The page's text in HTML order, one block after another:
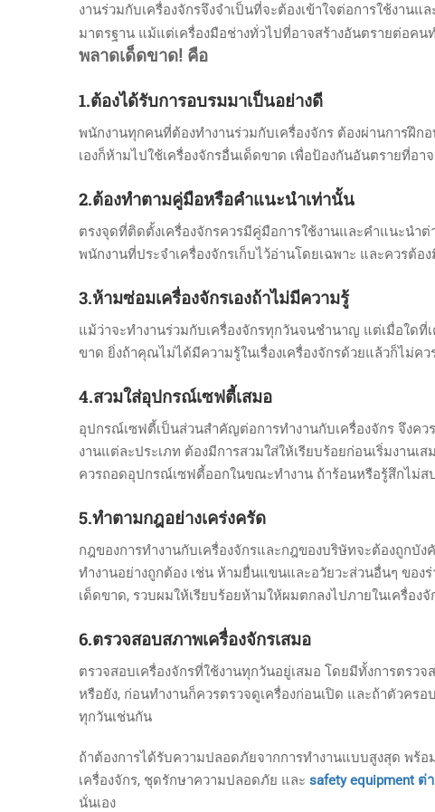
งานร่วมกับเครื่องจักรจึงจำเป็นที่จะต้องเข้าใจต่อการใช้งา
มาตรฐาน แม้แต่เครื่องมือช่างทั่วไปที่อาจสร้างอันตรายต่อค
พลาดเด็ดขาด! คือ
1.ต้องได้รับการอบรมมาเป็นอย่างดี
พนักงานทุกคนที่ต้องทำงานร่วมกับเครื่องจักร ต้องผ่านการฝึก
เองก็ห้ามไปใช้เครื่องจักรอื่นเด็ดขาด เพื่อป้องกันอันตรายที่อ
2.ต้องทำตามคู่มือหรือคำแนะนำเท่านั้น
ตรงจุดที่ติดตั้งเครื่องจักรควรมีคู่มือการใช้งานและคำแนะน
พนักงานที่ประจำเครื่องจักรเก็บไว้อ่านโดยเฉพาะ และควรต้
3.ห้ามซ่อมเครื่องจักรเองถ้าไม่มีความรู้
แม้ว่าจะทำงานร่วมกับเครื่องจักรทุกวันจนชำนาญ แต่เมื่อใดที่
ขาด ยิ่งถ้าคุณไม่ได้มีความรู้ในเรื่องเครื่องจักรด้วยแล้วก็ไม่ค
4.สวมใส่อุปกรณ์เซฟตี้เสมอ
อุปกรณ์เซฟตี้เป็นส่วนสำคัญต่อการทำงานกับเครื่องจักร จึงค
งานแต่ละประเภท ต้องมีการสวมใส่ให้เรียบร้อยก่อนเริ่มงาน
ควรถอดอุปกรณ์เซฟตี้ออกในขณะทำงาน ถ้าร้อนหรือรู้สึกไม่ส
5.ทำตามกฎอย่างเคร่งครัด
กฎของการทำงานกับเครื่องจักรและกฎของบริษัทจะต้องถูกบั
ทำงานอย่างถูกต้อง เช่น ห้ามยื่นแขนและอวัยวะส่วนอื่นๆ ของ
เด็ดขาด, รวบผมให้เรียบร้อยห้ามให้ผมตกลงไปภายในเครื่อ
6.ตรวจสอบสภาพเครื่องจักรเสมอ
ตรวจสอบเครื่องจักรที่ใช้งานทุกวันอยู่เสมอ โดยมีทั้งการตรว
หรือยัง, ก่อนทำงานก็ควรตรวจดูเครื่องก่อนเปิด และถ้าตัวคร
ทุกวันเช่นกัน
ถ้าต้องการได้รับความปลอดภัยจากการทำงานแบบสูงสุด พร้อ
เครื่องจักร, ชุดรักษาความปลอดภัย และ safety equipment ต่
นั่นเอง